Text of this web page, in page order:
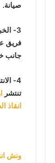
صيانة.
3- الخبرة
فريق
جانب
4- الانتشار الواسع
تنتشر
انقاذ
ونش